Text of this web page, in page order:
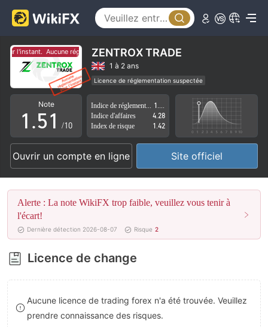
l'instant. Aucune réglementation pour l'instant.
ZENTROX TRADE
1 à 2 ans
Licence de réglementation suspectée
Région d'affaires suspectée
Risque élevé potentiel
Note
0
1
2
3
4
5
6
7
8
9
.
1
2
3
4
5
6
7
8
9
0
1
2
3
4
6
7
8
9
/10
Indice d'affaires
4.28
Index de risque
1.42
Ouvrir un compte en ligne Site officiel
Alerte : La note WikiFX trop faible, veuillez vous tenir à
l'écart!
Dernière détection 2026-08-07 Risque 2
Licence de change
Aucune licence de trading forex n'a été trouvée. Veuillez
prendre connaissance des risques.